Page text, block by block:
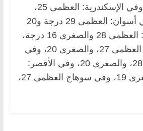
26 والصغرى 18، وفي الإسكندرية: العظمى 25،
والصغرى 19، وفي أسوان: العظمى 29 درجة و20
للصغرى، وفي قنا: العظمى 28 والصغرى 16 درجة،
وفي شرم الشيخ: العظمى 27، والصغرى 20، وفي
الغردقة: العظمى 28، والصغرى 20، وفي الأقصر:
العظمى 28 والصغرى 19، وفي سوهاج العظمى 27،